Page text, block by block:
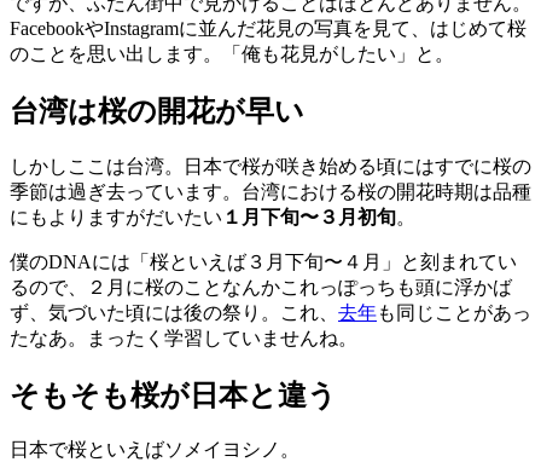
FacebookやInstagramに並んだ花見の写真を見て、はじめて桜
のことを思い出します。「俺も花見がしたい」と。
台湾は桜の開花が早い
しかしここは台湾。日本で桜が咲き始める頃にはすでに桜の
季節は過ぎ去っています。台湾における桜の開花時期は品種
にもよりますがだいたい １月下旬〜３月初旬。
僕のDNAには「桜といえば３月下旬〜４月」と刻まれてい
るので、２月に桜のことなんかこれっぽっちも頭に浮かば
ず、気づいた頃には後の祭り。これ、 去年も同じことがあっ
たなあ。まったく学習していませんね。
そもそも桜が日本と違う
日本で桜といえばソメイヨシノ。